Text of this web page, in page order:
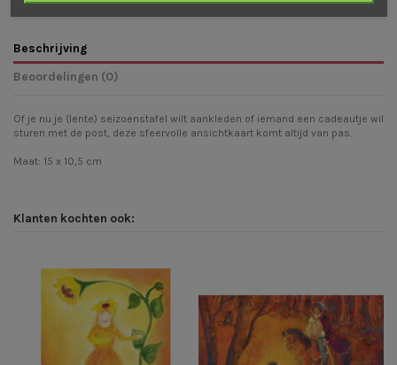
Beschrijving
Beoordelingen (0)
Of je nu je (lente) seizoenstafel wilt aankleden of iemand een cadeautje wil
sturen met de post, deze sfeervolle ansichtkaart komt altijd van pas.
Maat: 15 x 10,5 cm
Klanten kochten ook: